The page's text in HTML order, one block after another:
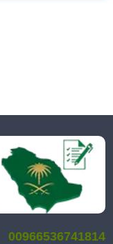
00966536741814